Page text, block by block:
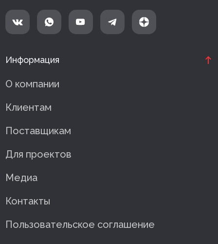
Информация
О компании
Клиентам
Поставщикам
Для проектов
Медиа
Контакты
Пользовательское соглашение